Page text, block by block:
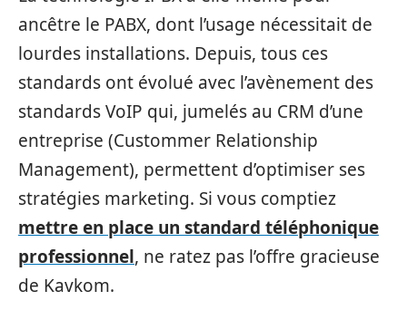
ancêtre le PABX, dont l’usage nécessitait de
lourdes installations. Depuis, tous ces
standards ont évolué avec l’avènement des
standards VoIP qui, jumelés au CRM d’une
entreprise (Custommer Relationship
Management), permettent d’optimiser ses
stratégies marketing. Si vous comptiez
mettre en place un standard téléphonique
professionnel, ne ratez pas l’offre gracieuse
de Kavkom.